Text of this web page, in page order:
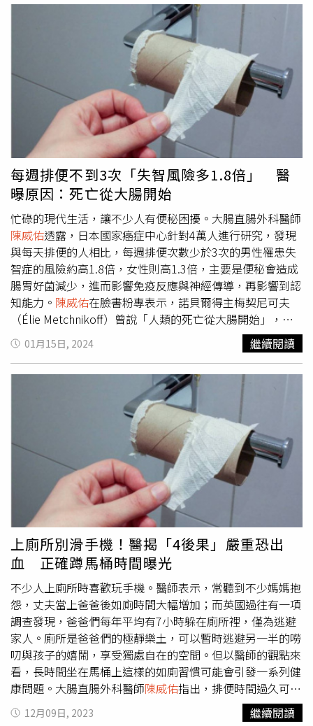
陳威佑醫師表示，千萬不能小看手機
上的細菌，因為多份論文證實，手機上存在對人體有害的細
菌。根據2020年發表於Travel Med Infect Dis.的論文，這篇
論文納入24個國家共計56篇研究，該論文中顯示，手機污
染率高達68％，大多數的手機上都存在著可能對身體產生不
良影響的細菌或汙染。且16項研究報告指出手機上有真菌存
在，真菌（或通稱為黴菌）幾乎可以生長在任何東西上，可
能引起人體過敏等不適的反應。至於如何避免手機成為細菌
的溫床？
醫師建議可使用酒精棉片，或將酒精噴在衛
生紙上擦拭手機，且在下列3種情況下一定要清潔手機：從
戶外回到家中時用餐前如廁後畢竟手機經過一整天的使用，
上面附著許多細菌，所以回到家裡，除了要先清潔雙手、換
乾淨衣服，也要做手機的清潔；而現代人喜歡一邊吃飯一邊
滑手機，為了避免用餐時把細菌吃下肚，所以除了要記得洗
手外，也要清潔手機；假使上廁所時有使用手機的習慣，一
定要在如廁後洗手並且清潔手機。 陳威佑醫師指出，論文中
提到超過3分之1的資料顯示，手機上會出現抗藥性細菌，像
是金黃色葡萄球菌、凝固酶陰性葡萄球菌、大腸桿菌、AB
菌等，甚至有部分細菌會對酒精有抗性。其中大腸桿菌與葡
萄球菌是糞便中常見的細菌，大腸桿菌菌株容易引起腹瀉或
腸外疾病，而金黃色葡萄球菌可能引起的疾病，輕則皮膚感
染，嚴重時甚至會有致命性的組織感染、肺炎和敗血症等，
每週排便不到3次「失智風險多1.8倍」 醫
曝原因：死亡從大腸開始
忙碌的現代生活，讓不少人有便秘困擾。大腸直腸外科醫師
陳威佑透露，日本國家癌症中心針對4萬人進行研究，發現
與每天排便的人相比，每週排便次數少於3次的男性罹患失
智症的風險約高1.8倍，女性則高1.3倍，主要是便秘會造成
腸胃好菌減少，進而影響免疫反應與神經傳導，再影響到認
知能力。 陳威佑在臉書粉專表示，諾貝爾得主梅契尼可夫
（Élie Metchnikoff）曾說「人類的死亡從大腸開始」，然
而很多人都直覺認為，排便不順只是腸道問題，其實糞便是
身體毒素75％排出的方式，排便不順可能會影響身體的正常
功能，許多有痔瘡問題的人在做完手術後，回診時都會說自
己的工作效率獲得大幅度改善。醫師提到，日本國家癌症中
心針對4萬人進行研究，發現與每天排便的人相比，每週排
便次數少於3次的男性罹患失智症風險約高1.8倍，女性則高
1.3倍。數據顯示，排便次數越少，罹患失智症的風險就越
大。再進一步分析糞便狀態，發現大便堅硬的人罹患失智的
風險也較高，相比大便正常者，男性高出約 2.2 倍，女性高
出約1.8 倍。癌症中心負責人澤田指出，這是因為「過硬的
糞便」或是「減少排便次數」，大多是因為糞便在腸道內停
留時間較長所導致，過長的糞便滯留時間，相對的會讓壞菌
有更多的滋生，這也會導致全身發炎惡化和自由基增加等問
題。另外，阿茲海默症協會今年也發表研究，指出便秘與認
知老化和衰退有關，長期便秘者的認知能力會惡化。
說明，研究人員追蹤研究超過1萬1000人，發現與每天排便
1次的人相比，便秘者的認知能力明顯較差，相當於認知年
齡多了3年，認知衰退機率增加73％，且能夠產生丁酸的有
丁酸球菌會減少，而丁酸能影響神經傳遞物質的合成和釋
放，這對於認知功能的正常運作至關重要。醫師解釋，「丁
酸球菌減少可能會增加腸道通透性，使得某些有毒的代謝物
質被運輸到大腦，進而增加β澱粉樣蛋白和Tau蛋白的積聚，
這些異常蛋白質的積聚可能損害神經元，影響神經元之間的
正常通信，進而影響大腦的功能，造成 阿茲海默症、老人
01月15日, 2024 繼續閱讀
上廁所別滑手機！醫揭「4後果」嚴重恐出
血 正確蹲馬桶時間曝光
不少人上廁所時喜歡玩手機。醫師表示，常聽到不少媽媽抱
怨，丈夫當上爸爸後如廁時間大幅增加；而英國過往有一項
調查發現，爸爸們每年平均有7小時躲在廁所裡，僅為逃避
家人。廁所是爸爸們的極靜樂土，可以暫時逃避另一半的嘮
叨與孩子的嬉鬧，享受獨處自在的空間。但以醫師的觀點來
看，長時間坐在馬桶上這樣的如廁習慣可能會引發一系列健
康問題。大腸直腸外科醫師陳威佑指出，排便時間過久可能
引發痔瘡，因久坐會增加腹部內的壓力，導致排便時流入直
腸靜脈的血液減少，最終導致血液積聚在肛門的血管墊中，
12月09日, 2023 繼續閱讀